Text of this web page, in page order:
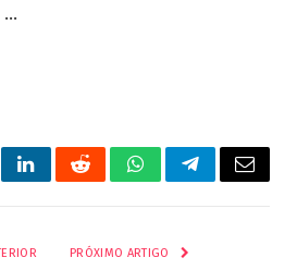
…
LinkedInRedditWhatsAppTelegrama
E-
PRÓXIMO ARTIGO